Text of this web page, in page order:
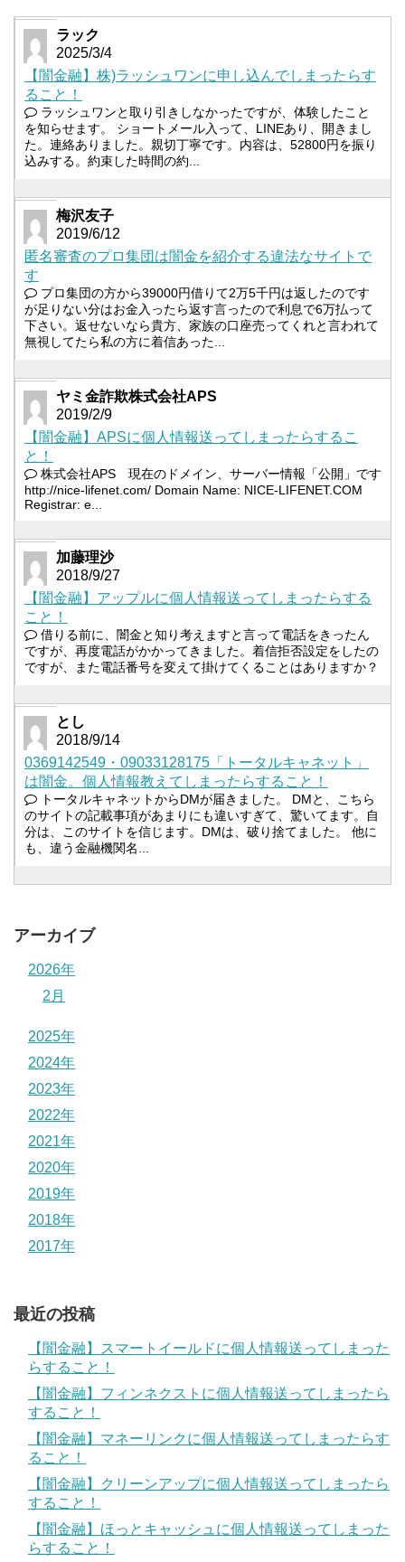
ラック
2025/3/4
【闇金融】株)ラッシュワンに申し込んでしまったらす
ること！
ラッシュワンと取り引きしなかったですが、体験したこと
を知らせます。 ショートメール入って、LINEあり、開きまし
た。連絡ありました。親切丁寧です。内容は、52800円を振り
込みする。約束した時間の約...
梅沢友子
2019/6/12
匿名審査のプロ集団は闇金を紹介する違法なサイトで
す
プロ集団の方から39000円借りて2万5千円は返したのです
が足りない分はお金入ったら返す言ったので利息で6万払って
下さい。返せないなら貴方、家族の口座売ってくれと言われて
無視してたら私の方に着信あった...
ヤミ金詐欺株式会社APS
2019/2/9
【闇金融】APSに個人情報送ってしまったらするこ
と！
株式会社APS 現在のドメイン、サーバー情報「公開」です
http://nice-lifenet.com/ Domain Name: NICE-LIFENET.COM
Registrar: e...
加藤理沙
2018/9/27
【闇金融】アップルに個人情報送ってしまったらする
こと！
借りる前に、闇金と知り考えますと言って電話をきったん
ですが、再度電話がかかってきました。着信拒否設定をしたの
ですが、また電話番号を変えて掛けてくることはありますか？
とし
2018/9/14
0369142549・09033128175「トータルキャネット」
は闇金。個人情報教えてしまったらすること！
トータルキャネットからDMが届きました。 DMと、こちら
のサイトの記載事項があまりにも違いすぎて、驚いてます。自
分は、このサイトを信じます。DMは、破り捨てました。 他に
も、違う金融機関名...
アーカイブ
2026年
2月
2025年
2024年
2023年
2022年
2021年
2020年
2019年
2018年
2017年
最近の投稿
【闇金融】スマートイールドに個人情報送ってしまった
らすること！
【闇金融】フィンネクストに個人情報送ってしまったら
すること！
【闇金融】マネーリンクに個人情報送ってしまったらす
ること！
【闇金融】クリーンアップに個人情報送ってしまったら
すること！
【闇金融】ほっとキャッシュに個人情報送ってしまった
らすること！